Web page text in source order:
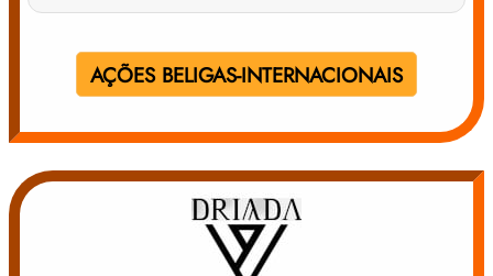
AÇÕES BELIGAS-INTERNACIONAIS